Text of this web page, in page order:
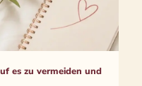
es zu vermeiden und